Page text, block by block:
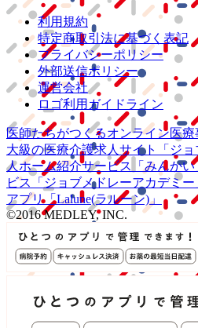
利用規約
特定商取引法に基づく表記
プライバシーポリシー
外部送信ポリシー
運営会社
ロゴ利用ガイドライン
医師たちがつくるオンライン医療
大級の医療介護求人サイト 「ジ
人ホーム紹介サービス
「みんかい
ビス
「ジョブメドレーアカデミー
アプリ「Lalune(ラルーン)」
©2016 MEDLEY, INC.